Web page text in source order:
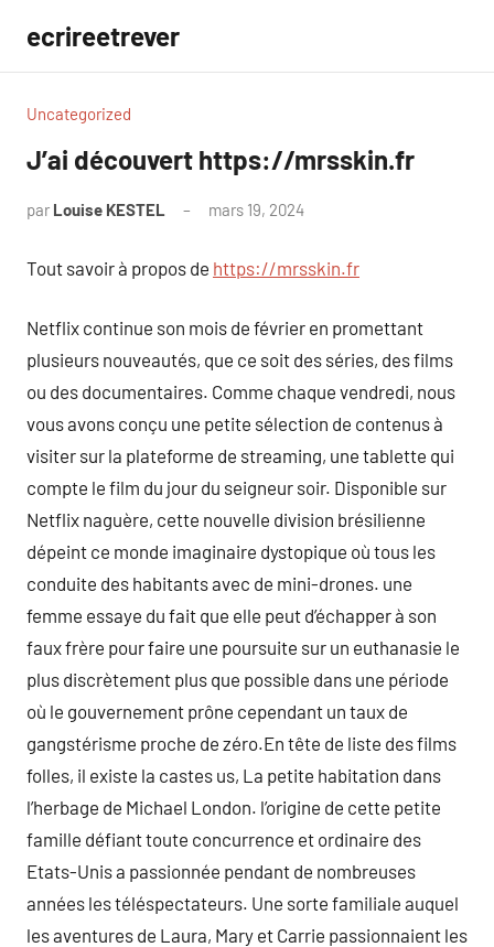
contenu
ecrireetrever
Uncategorized
J’ai découvert https://mrsskin.fr
par Louise KESTEL mars 19, 2024
Tout savoir à propos de https://mrsskin.fr
Netflix continue son mois de février en promettant
plusieurs nouveautés, que ce soit des séries, des films
ou des documentaires. Comme chaque vendredi, nous
vous avons conçu une petite sélection de contenus à
visiter sur la plateforme de streaming, une tablette qui
compte le film du jour du seigneur soir. Disponible sur
Netflix naguère, cette nouvelle division brésilienne
dépeint ce monde imaginaire dystopique où tous les
conduite des habitants avec de mini-drones. une
femme essaye du fait que elle peut d’échapper à son
faux frère pour faire une poursuite sur un euthanasie le
plus discrètement plus que possible dans une période
où le gouvernement prône cependant un taux de
gangstérisme proche de zéro.En tête de liste des films
folles, il existe la castes us, La petite habitation dans
l’herbage de Michael London. l’origine de cette petite
famille défiant toute concurrence et ordinaire des
Etats-Unis a passionnée pendant de nombreuses
années les téléspectateurs. Une sorte familiale auquel
les aventures de Laura, Mary et Carrie passionnaient les